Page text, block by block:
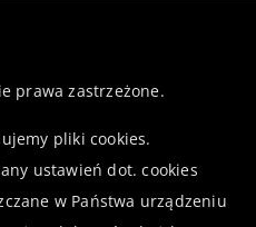
prawa zastrzeżone.
pliki cookies.
ustawień dot. cookies
w Państwa urządzeniu